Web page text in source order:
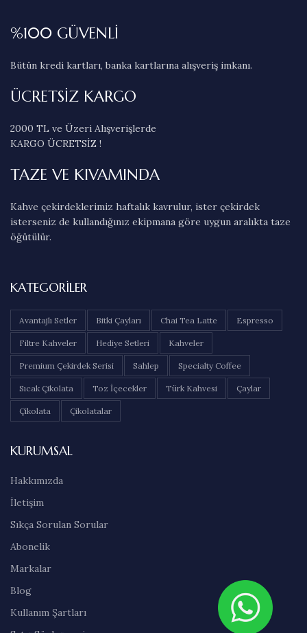
%100 GÜVENLİ
Bütün kredi kartları, banka kartlarına alışveriş imkanı.
ÜCRETSİZ KARGO
2000 TL ve Üzeri Alışverişlerde
KARGO ÜCRETSİZ !
TAZE VE KIVAMINDA
Kahve çekirdeklerimiz haftalık kavrulur, ister çekirdek
isterseniz de kullandığınız ekipmana göre uygun aralıkta taze
öğütülür.
KATEGORILER
Avantajlı Setler Bitki Çayları Chai Tea Latte Espresso
Filtre Kahveler Hediye Setleri Kahveler
Premium Çekirdek Serisi Sahlep Specialty Coffee
Sıcak Çikolata Toz İçecekler Türk Kahvesi Çaylar
Çikolata Çikolatalar
KURUMSAL
Hakkımızda
İletişim
Sıkça Sorulan Sorular
Abonelik
Markalar
Blog
Kullanım Şartları